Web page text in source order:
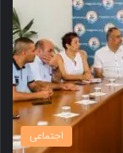
اجتماعی